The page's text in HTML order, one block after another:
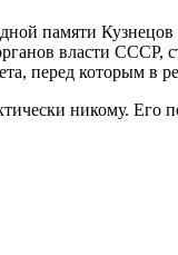
памяти
власти
перед которым в
никому. Его